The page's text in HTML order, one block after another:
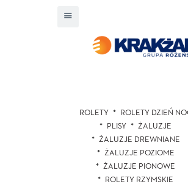
ROLETY
ROLETY DZIEŃ
PLISY
ŻALUZJE
ŻALUZJE DREWNIANE
ŻALUZJE POZIOME
ŻALUZJE PIONOWE
ROLETY RZYMSKIE